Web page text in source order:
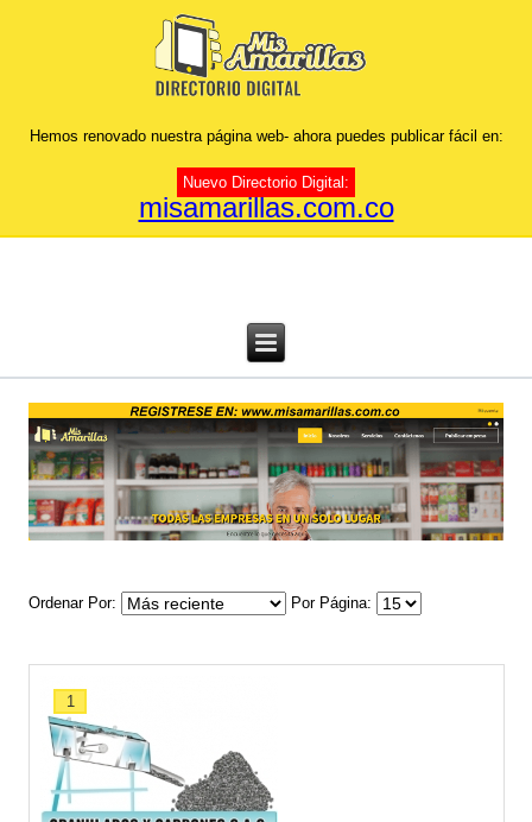
Hemos renovado nuestra página web- ahora puedes publicar fácil en:
Nuevo Directorio Digital:
misamarillas.com.co
Ordenar Por Por Página
1